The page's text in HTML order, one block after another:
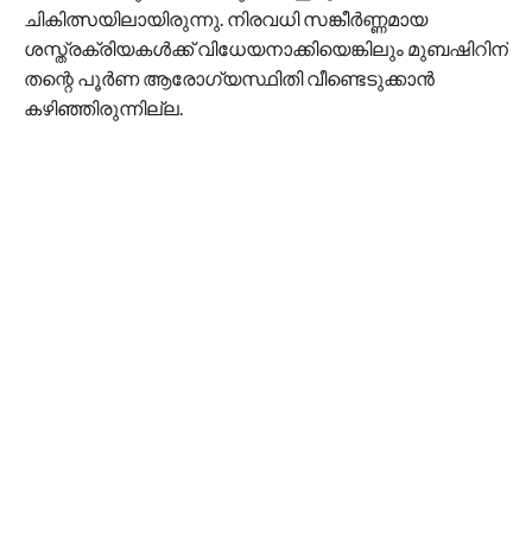
ചികിത്സയിലായിരുന്നു. നിരവധി സങ്കീര്‍ണ്ണമായ
ശസ്ത്രക്രിയകള്‍ക്ക് വിധേയനാക്കിയെങ്കിലും മുബഷിറിന്
തന്റെ പൂര്‍ണ ആരോഗ്യസ്ഥിതി വീണ്ടെടുക്കാന്‍
കഴിഞ്ഞിരുന്നില്ല.